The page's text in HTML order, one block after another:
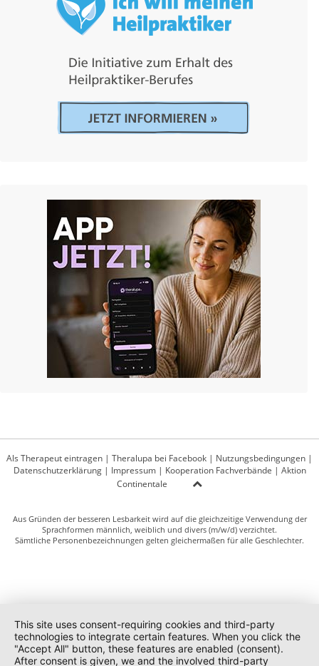
Als Therapeut eintragen | Theralupa bei Facebook | Nutzungsbedingungen |
Datenschutzerklärung| Impressum| Kooperation Fachverbände | Aktion
Continentale
Aus Gründen der besseren Lesbarkeit wird auf die gleichzeitige Verwendung der
Sprachformen männlich, weiblich und divers (m/w/d) verzichtet.
Sämtliche Personenbezeichnungen gelten gleichermaßen für alle Geschlechter.
This site uses consent-requiring cookies and third-party
technologies to integrate certain features. When you click the
"Accept All" button, these features are enabled (consent).
After consent is given, we and the involved third-party